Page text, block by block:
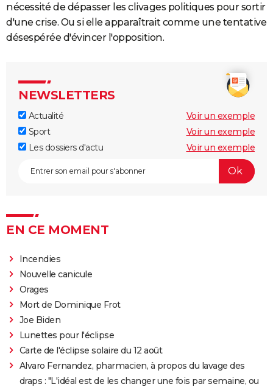
nécessité de dépasser les clivages politiques pour sortir
d'une crise. Ou si elle apparaîtrait comme une tentative
désespérée d'évincer l'opposition.
NEWSLETTERS
Actualité
Voir un exemple
Sport
Voir un exemple
Les dossiers d'actu
Voir un exemple
EN CE MOMENT
Incendies
Nouvelle canicule
Orages
Mort de Dominique Frot
Joe Biden
Lunettes pour l'éclipse
Carte de l'éclipse solaire du 12 août
Alvaro Fernandez, pharmacien, à propos du lavage des
draps : "L'idéal est de les changer une fois par semaine, ou